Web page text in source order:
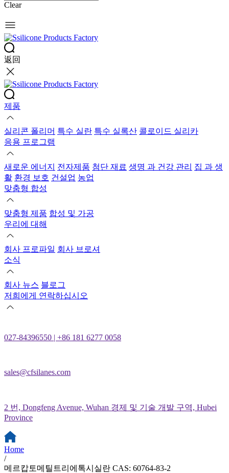
Clear
返回
제품
실리콘 폴리머 특수 실란 특수 실록산 콜로이드 실리카
응용 프로그램
새로운 에너지 전자제품 첨단 재료 생명 과 건강 관리 집 과 생
활 환경 보호 건설업 농업
맞춤형 합성
맞춤형 제품 합성 및 가공
우리에 대해
회사 프로파일 회사 브로셔
소식
회사 뉴스 블로그
저희에게 연락하십시오
027-84396550 | +86 181 6277 0058
sales@cfsilanes.com
2 번, Dongfeng Avenue, Wuhan 경제 및 기술 개발 구역, Hubei
Province
Home
/
메르캅토메틸트리에톡시실란 CAS: 60764-83-2